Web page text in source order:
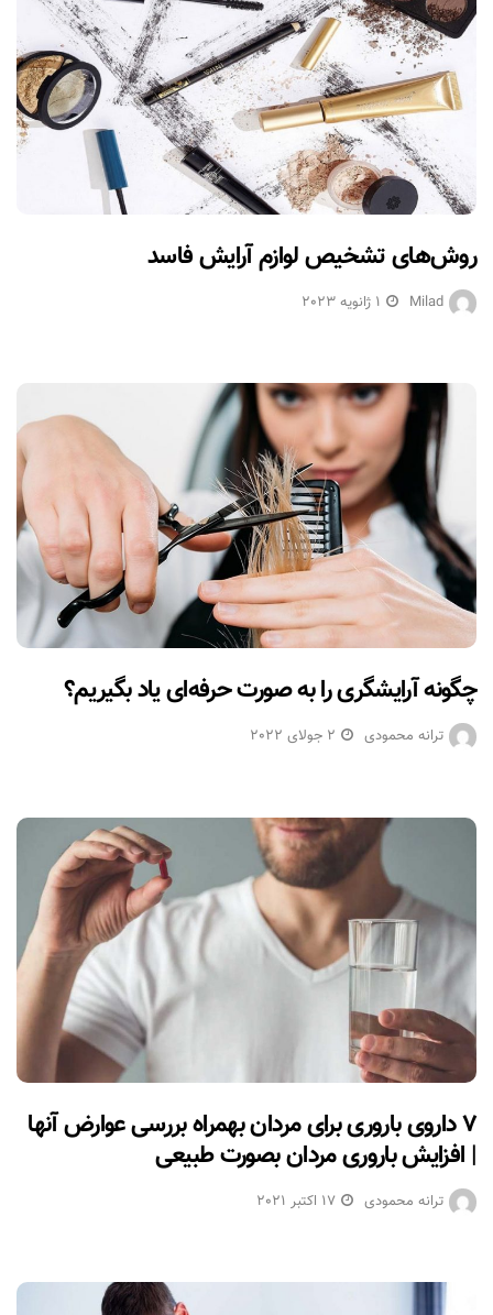
روش‌های تشخیص لوازم آرایش فاسد
Milad 1 ژانویه 2023
چگونه آرایشگری را به صورت حرفه‌ای یاد بگیریم؟
ترانه محمودی 2 جولای 2022
۷ داروی باروری برای مردان بهمراه بررسی عوارض آنها
| افزایش باروری مردان بصورت طبیعی
ترانه محمودی 17 اکتبر 2021